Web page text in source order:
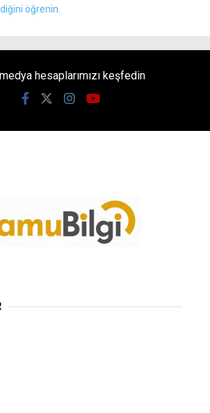
öğrenin.
hesaplarımızı keşfedin